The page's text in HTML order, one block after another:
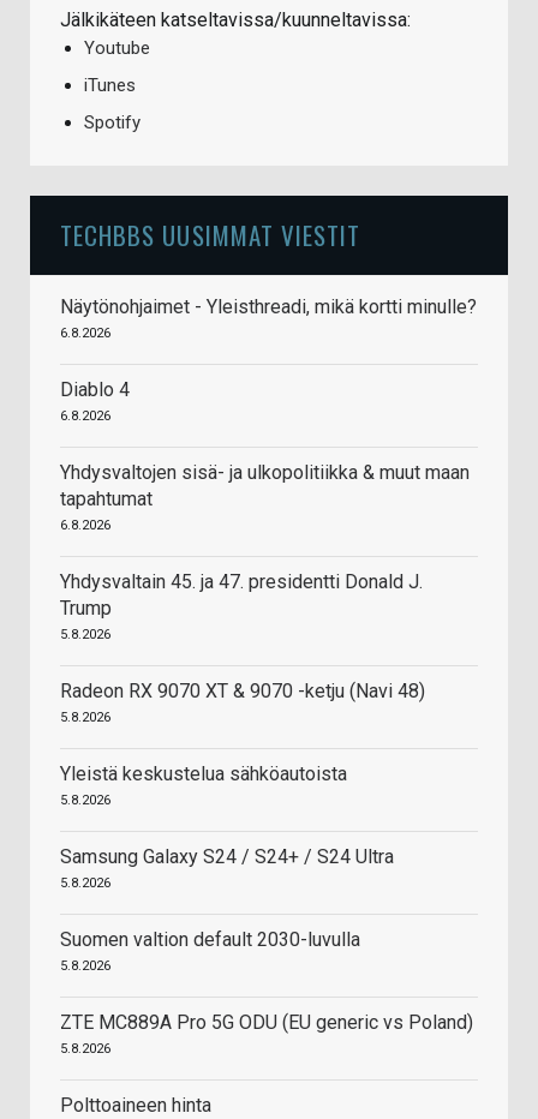
Jälkikäteen katseltavissa/kuunneltavissa:
Youtube
iTunes
Spotify
TECHBBS UUSIMMAT VIESTIT
Näytönohjaimet - Yleisthreadi, mikä kortti minulle?
6.8.2026
Diablo 4
6.8.2026
Yhdysvaltojen sisä- ja ulkopolitiikka & muut maan
tapahtumat
6.8.2026
Yhdysvaltain 45. ja 47. presidentti Donald J.
Trump
5.8.2026
Radeon RX 9070 XT & 9070 -ketju (Navi 48)
5.8.2026
Yleistä keskustelua sähköautoista
5.8.2026
Samsung Galaxy S24 / S24+ / S24 Ultra
5.8.2026
Suomen valtion default 2030-luvulla
5.8.2026
ZTE MC889A Pro 5G ODU (EU generic vs Poland)
5.8.2026
Polttoaineen hinta